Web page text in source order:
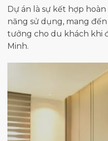
Dự án là sự kết hợp
năng sử dụng, mang
tưởng cho du khách khi
Minh.